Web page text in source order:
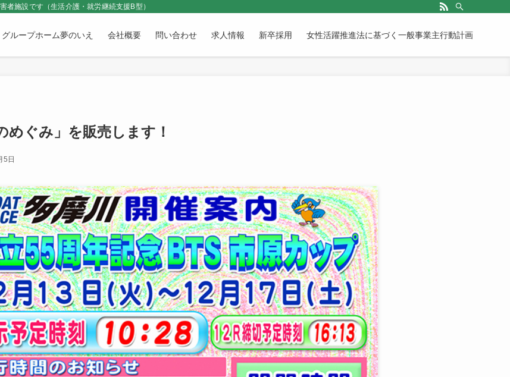
施設です（生活介護・就労継続支援B型）
グループホーム夢のいえ 会社概要 問い合わせ 求人情報 新卒採用 女性活躍推進法に基づく一般事業主行動計画
めぐみ」を販売します！
5日